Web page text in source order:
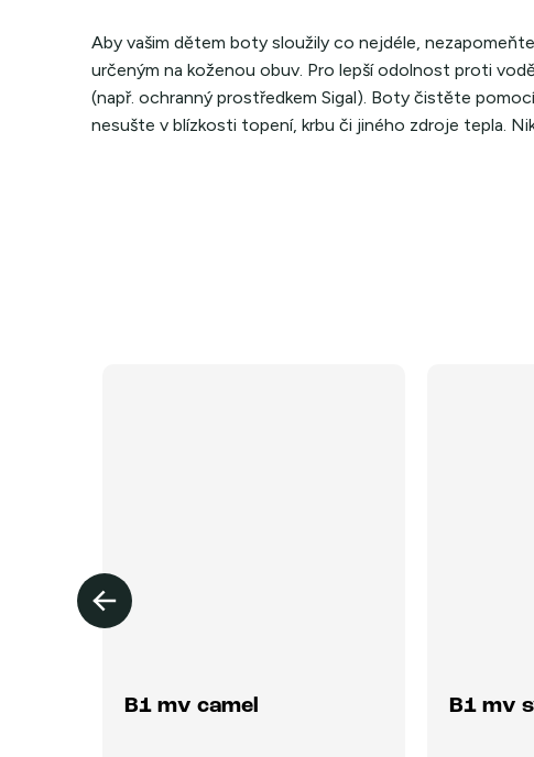
Aby vašim dětem boty sloužily co nejdéle,
určeným na koženou obuv. Pro lepší odolnost proti
(např. ochranný prostředkem Sigal). Boty čistěte
nesušte v blízkosti topení, krbu či jiného zdroje tepla.
B1 mv camel B1 mv